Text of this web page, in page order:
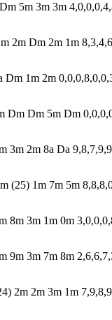
Dm 5m 3m 3m
m 2m Dm 2m 1m
Dm 1m 2m
Dm Dm 5m Dm
3m 2m 8a Da
m (25) 1m 7m 5m
8m 3m 1m 0m
9m 3m 7m 8m
2m 2m 3m 1m